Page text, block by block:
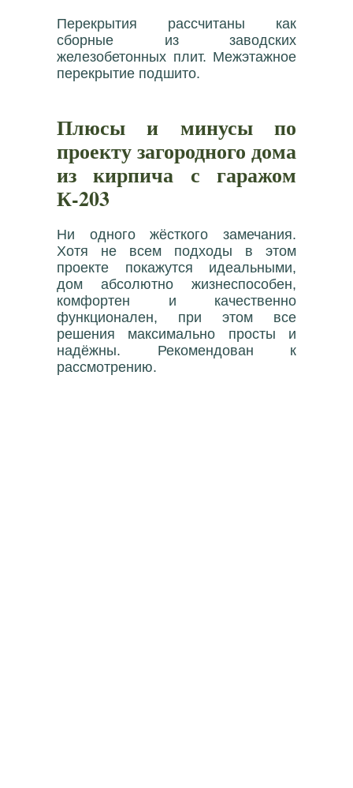
Перекрытия рассчитаны как
сборные из заводских
железобетонных плит. Межэтажное
перекрытие подшито.
Плюсы и минусы по
проекту загородного дома
из кирпича с гаражом
К-203
Ни одного жёсткого замечания.
Хотя не всем подходы в этом
проекте покажутся идеальными,
дом абсолютно жизнеспособен,
комфортен и качественно
функционален, при этом все
решения максимально просты и
надёжны. Рекомендован к
рассмотрению.